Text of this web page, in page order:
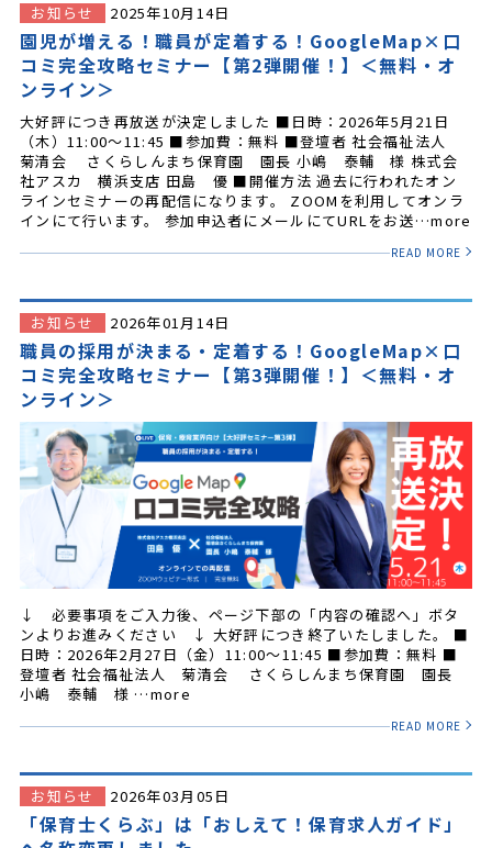
お知らせ 2025年10月14日
園児が増える！職員が定着する！GoogleMap×口
コミ完全攻略セミナー【第2弾開催！】＜無料・オ
ンライン＞
大好評につき再放送が決定しました ■日時：2026年5月21日
（木）11:00～11:45 ■参加費：無料 ■登壇者 社会福祉法人
菊清会 さくらしんまち保育園 園長 小嶋 泰輔 様 株式会
社アスカ 横浜支店 田島 優 ■開催方法 過去に行われたオン
ラインセミナーの再配信になります。 ZOOMを利用してオンラ
インにて行います。 参加申込者にメールにてURLをお送…more
READ MORE
お知らせ 2026年01月14日
職員の採用が決まる・定着する！GoogleMap×口
コミ完全攻略セミナー【第3弾開催！】＜無料・オ
ンライン＞
↓ 必要事項をご入力後、ページ下部の「内容の確認へ」ボタ
ンよりお進みください ↓ 大好評につき終了いたしました。 ■
日時：2026年2月27日（金）11:00～11:45 ■参加費：無料 ■
登壇者 社会福祉法人 菊清会 さくらしんまち保育園 園長
小嶋 泰輔 様 …more
READ MORE
お知らせ 2026年03月05日
「保育士くらぶ」は「おしえて！保育求人ガイド」